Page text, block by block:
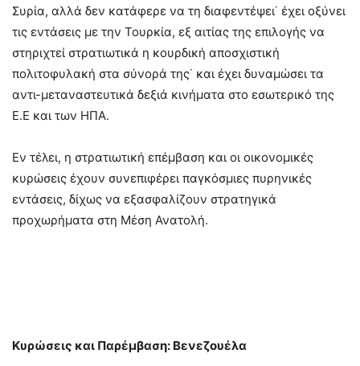
Συρία, αλλά δεν κατάφερε να τη διαφεντέψει˙ έχει οξύνει
τις εντάσεις με την Τουρκία, εξ αιτίας της επιλογής να
στηριχτεί στρατιωτικά η κουρδική αποσχιστική
πολιτοφυλακή στα σύνορά της˙ και έχει δυναμώσει τα
αντι-μεταναστευτικά δεξιά κινήματα στο εσωτερικό της
Ε.Ε και των ΗΠΑ.
Εν τέλει, η στρατιωτική επέμβαση και οι οικονομικές
κυρώσεις έχουν συνεπιφέρει παγκόσμιες πυρηνικές
εντάσεις, δίχως να εξασφαλίζουν στρατηγικά
προχωρήματα στη Μέση Ανατολή.
Κυρώσεις και Παρέμβαση: Βενεζουέλα